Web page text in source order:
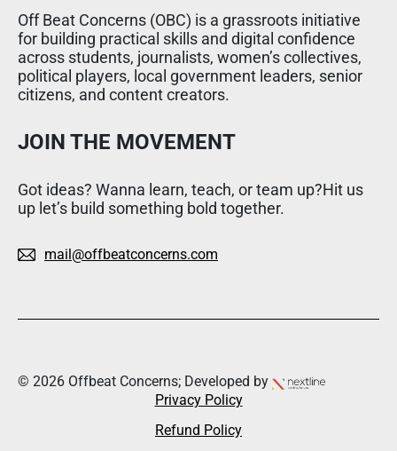
Off Beat Concerns (OBC) is a grassroots initiative
for building practical skills and digital confidence
across students, journalists, women’s collectives,
political players, local government leaders, senior
citizens, and content creators.
JOIN THE MOVEMENT
Got ideas? Wanna learn, teach, or team up?Hit us
up let’s build something bold together.
mail@offbeatconcerns.com
© 2026 Offbeat Concerns; Developed by
Privacy Policy
Refund Policy